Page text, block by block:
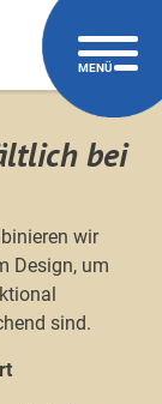
MENÜ
bei
wir
Design, um
sind.